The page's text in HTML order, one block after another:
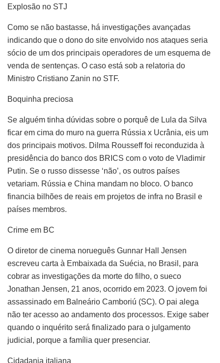
Explosão no STJ
Como se não bastasse, há investigações avançadas
indicando que o dono do site envolvido nos ataques seria
sócio de um dos principais operadores de um esquema de
venda de sentenças. O caso está sob a relatoria do
Ministro Cristiano Zanin no STF.
Boquinha preciosa
Se alguém tinha dúvidas sobre o porquê de Lula da Silva
ficar em cima do muro na guerra Rússia x Ucrânia, eis um
dos principais motivos. Dilma Rousseff foi reconduzida à
presidência do banco dos BRICS com o voto de Vladimir
Putin. Se o russo dissesse ‘não’, os outros países
vetariam. Rússia e China mandam no bloco. O banco
financia bilhões de reais em projetos de infra no Brasil e
países membros.
Crime em BC
O diretor de cinema norueguês Gunnar Hall Jensen
escreveu carta à Embaixada da Suécia, no Brasil, para
cobrar as investigações da morte do filho, o sueco
Jonathan Jensen, 21 anos, ocorrido em 2023. O jovem foi
assassinado em Balneário Camboriú (SC). O pai alega
não ter acesso ao andamento dos processos. Exige saber
quando o inquérito será finalizado para o julgamento
judicial, porque a família quer presenciar.
Cidadania italiana